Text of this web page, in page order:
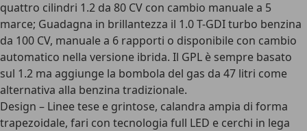
quattro cilindri 1.2 da 80 CV con cambio manuale a 5
marce; Guadagna in brillantezza il 1.0 T-GDI turbo benzina
da 100 CV, manuale a 6 rapporti o disponibile con cambio
automatico nella versione ibrida. Il GPL è sempre basato
sul 1.2 ma aggiunge la bombola del gas da 47 litri come
alternativa alla benzina tradizionale.
Design – Linee tese e grintose, calandra ampia di forma
trapezoidale, fari con tecnologia full LED e cerchi in lega